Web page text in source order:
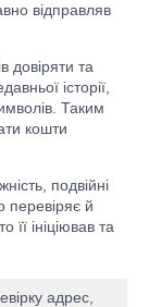
відправляв
довіряти та
історії,
Таким
кошти
подвійні
перевіряє й
її ініціював та
адрес,